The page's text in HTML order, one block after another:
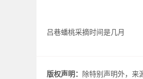
吕巷蟠桃采摘时间是几月
版权声明： 除特别声明外，来